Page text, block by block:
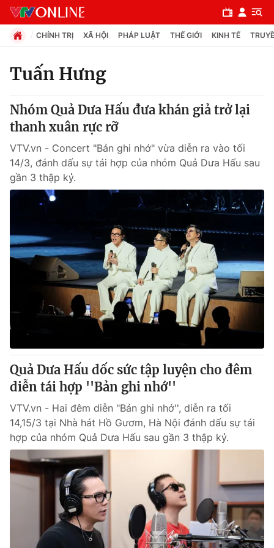
Chuyên mục
Chính trị
Xã hội
Pháp luật
Thế giới
Thế giới đó đây
Câu chuyện quốc tế
Kinh tế
Tài chính
Thị trường
Góc doanh nghiệp
Dữ liệu và đời sống
Truyền hình
Hậu trường
Nhân vật
Khán giả
Giải sao mai
Giải trí
Điện ảnh
Âm nhạc
Đời sống
Du lịch
Chất lượng cuộc sống
Giáo dục
Học trực tuyến
Công nghệ
Hitech Công nghệ tương lai
CHÍNH TRỊ XÃ HỘI PHÁP LUẬT THẾ GIỚI KINH TẾ
Tuấn Hưng
Nhóm Quả Dưa Hấu đưa khán giả trở lại
thanh xuân rực rỡ
VTV.vn - Concert "Bản ghi nhớ" vừa diễn ra vào tối
14/3, đánh dấu sự tái hợp của nhóm Quả Dưa Hấu sau
gần 3 thập kỷ.
Quả Dưa Hấu dốc sức tập luyện cho đêm
diễn tái hợp ''Bản ghi nhớ''
VTV.vn - Hai đêm diễn "Bản ghi nhớ'', diễn ra tối
14,15/3 tại Nhà hát Hồ Gươm, Hà Nội đánh dấu sự tái
hợp của nhóm Quả Dưa Hấu sau gần 3 thập kỷ.